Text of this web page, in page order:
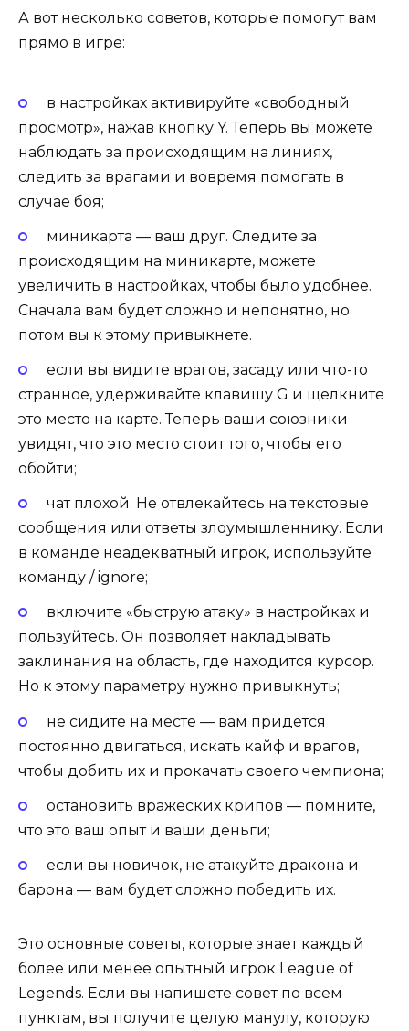
А вот несколько советов, которые помогут вам
прямо в игре:
в настройках активируйте «свободный
просмотр», нажав кнопку Y. Теперь вы можете
наблюдать за происходящим на линиях,
следить за врагами и вовремя помогать в
случае боя;
миникарта — ваш друг. Следите за
происходящим на миникарте, можете
увеличить в настройках, чтобы было удобнее.
Сначала вам будет сложно и непонятно, но
потом вы к этому привыкнете.
если вы видите врагов, засаду или что-то
странное, удерживайте клавишу G и щелкните
это место на карте. Теперь ваши союзники
увидят, что это место стоит того, чтобы его
обойти;
чат плохой. Не отвлекайтесь на текстовые
сообщения или ответы злоумышленнику. Если
в команде неадекватный игрок, используйте
команду / ignore;
включите «быструю атаку» в настройках и
пользуйтесь. Он позволяет накладывать
заклинания на область, где находится курсор.
Но к этому параметру нужно привыкнуть;
не сидите на месте — вам придется
постоянно двигаться, искать кайф и врагов,
чтобы добить их и прокачать своего чемпиона;
остановить вражеских крипов — помните,
что это ваш опыт и ваши деньги;
если вы новичок, не атакуйте дракона и
барона — вам будет сложно победить их.
Это основные советы, которые знает каждый
более или менее опытный игрок League of
Legends. Если вы напишете совет по всем
пунктам, вы получите целую манулу, которую